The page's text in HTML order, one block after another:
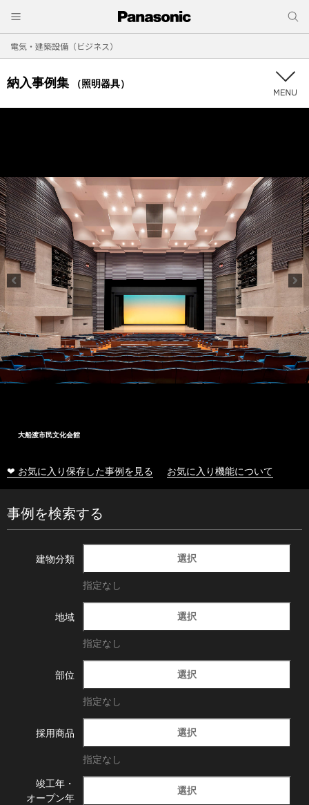
電気・建築設備（ビジネス）
納入事例集 （照明器具）
大船渡市民文化会館
❤ お気に入り保存した事例を見る お気に入り機能について
事例を検索する
建物分類 選択
指定なし
地域 選択
指定なし
部位 選択
指定なし
採用商品 選択
指定なし
竣工年・
オープン年
選択